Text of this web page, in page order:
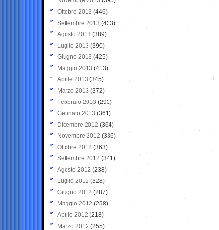
Ottobre 2013 (446)
Settembre 2013 (433)
Agosto 2013 (389)
Luglio 2013 (390)
Giugno 2013 (425)
Maggio 2013 (413)
Aprile 2013 (345)
Marzo 2013 (372)
Febbraio 2013 (293)
Gennaio 2013 (361)
Dicembre 2012 (364)
Novembre 2012 (336)
Ottobre 2012 (363)
Settembre 2012 (341)
Agosto 2012 (238)
Luglio 2012 (328)
Giugno 2012 (287)
Maggio 2012 (258)
Aprile 2012 (218)
Marzo 2012 (255)